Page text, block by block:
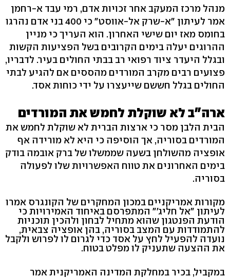
מנהל מרכז המעקב אחר זכויות אדם, רמי עבד א-רחמן
אמר לעיתון "א-שרק אל-אווסט" כי 400 בני אדם נהרגו
בחומס מאז יום שישי האחרון. הוא העריך כי מניין
ההרוגים יעלה בימים הקרובים בשל הפציעות הקשות
ובגלל היעדר ציוד רפואי רב בבתי החולים בעיר. לדבריו,
פצועים רבים מקרב המורדים מהססים אם להגיע לבתי
החולים בגלל חששם שייעצרו על ידי כוחות אסד.
ארה"ב לא שוקלת לחמש את המורדים
הבית הלבן מסר כי ארצות הברית לא שוקלת לחמש את
המורדים בסוריה, אך הוסיפה כי היא לא מורידה אף
אופציה מהשולחן בשעה שממשלו של ברק אובמה בודק
בימים האחרונים את טווח האפשרויות שלו לפעולה
בסוריה.
מקורות אמריקניים במכון המחקרים של הקונגרס אמרו
לעיתון "אל חליג'" המתפרסם באיחוד האמירויות כי
הודעת הפנטגון שהוא מתחיל לבחון ולהכין תוכניות
להתמודדות עם המצב בסוריה, בהן אופציה צבאית,
נועדה להפעיל לחץ על אסד כדי לגרום לו לפרוש ולקבל
את ההצעה שתעניק לו מפלט בטוח.
במקביל, בכיר במחלקת המדינה האמריקנית אמר